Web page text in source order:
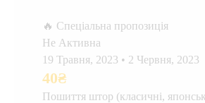
🔥 Спеціальна пропозиція
Не Активна
19 Травня, 2023 • 2 Червня, 2023
40₴
Пошиття штор (класичні,